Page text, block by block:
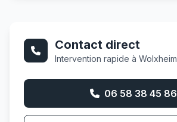
Contact direct
Intervention rapide à Wolxheim
06 58 38 45 86